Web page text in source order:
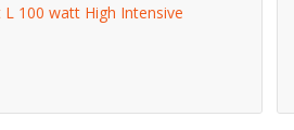
L 100 watt High Intensive